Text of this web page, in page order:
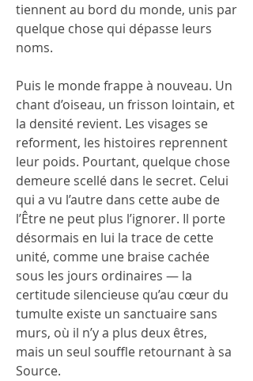
tiennent au bord du monde, unis par
quelque chose qui dépasse leurs
noms.
Puis le monde frappe à nouveau. Un
chant d’oiseau, un frisson lointain, et
la densité revient. Les visages se
reforment, les histoires reprennent
leur poids. Pourtant, quelque chose
demeure scellé dans le secret. Celui
qui a vu l’autre dans cette aube de
l’Être ne peut plus l’ignorer. Il porte
désormais en lui la trace de cette
unité, comme une braise cachée
sous les jours ordinaires — la
certitude silencieuse qu’au cœur du
tumulte existe un sanctuaire sans
murs, où il n’y a plus deux êtres,
mais un seul souffle retournant à sa
Source.